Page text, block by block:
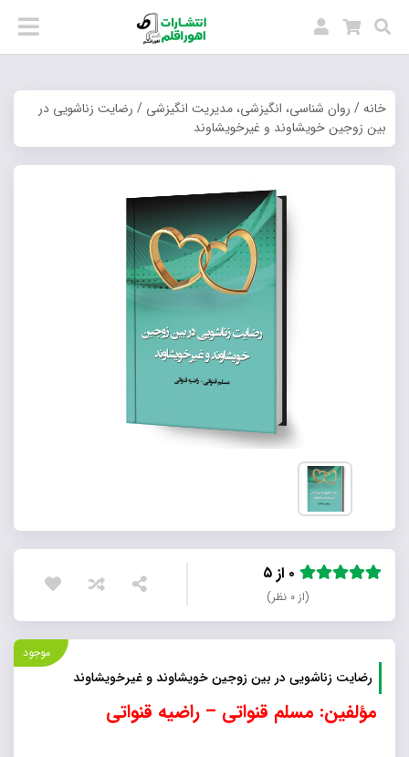
خانه/ روان شناسی، انگیزشی، مدیریت انگیزشی / رضایت زناشویی در
بین زوجین خویشاوند و غیرخویشاوند
(از ۰ نظر)
موجود
رضایت زناشویی در بین زوجین خویشاوند و غیرخویشاوند
مؤلفین: مسلم قنواتی – راضیه قنواتی